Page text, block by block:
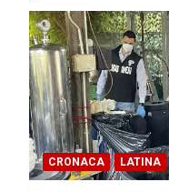
CRONACA LATINA